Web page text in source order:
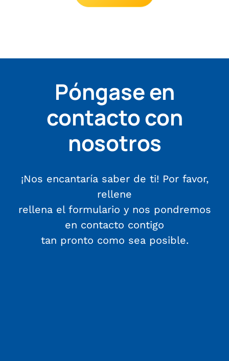
Póngase en
contacto con
nosotros
¡Nos encantaría saber de ti! Por favor,
rellene
rellena el formulario y nos pondremos
en contacto contigo
tan pronto como sea posible.